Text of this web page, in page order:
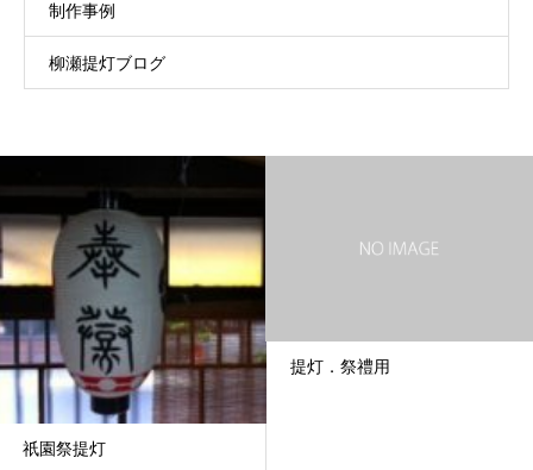
制作事例
柳瀬提灯ブログ
祇園祭提灯
提灯．祭禮用